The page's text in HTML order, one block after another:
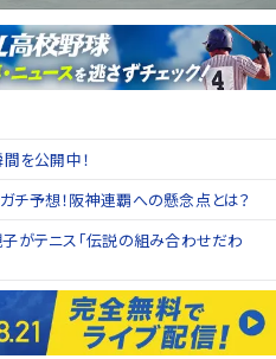
を公開中！
予想！阪神連覇への懸念点とは？
がテニス「伝説の組み合わせだわ